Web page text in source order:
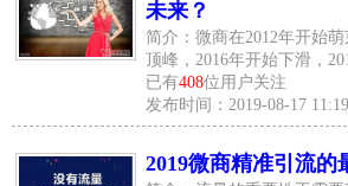
未来？
简介：微商在2012年开始萌
顶峰，2016年开始下滑，
已有408位用户关注
发布时间：2019-08-17
2019微商精准引流的